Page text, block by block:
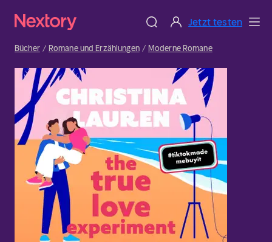
Jetzt testen
Bücher Romane und Erzählungen Moderne Romane